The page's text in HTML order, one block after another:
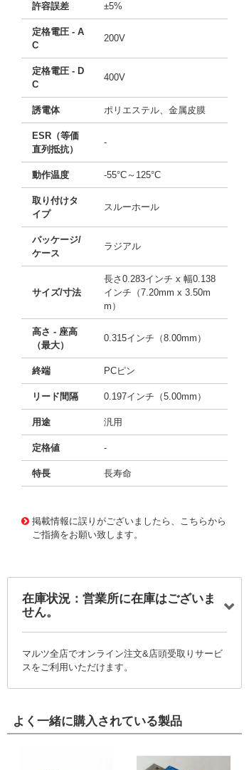
許容誤差 ±5%
定格電圧 - A
C
200V
定格電圧 - D
C
400V
誘電体 ポリエステル、金属皮膜
ESR（等価
直列抵抗）
-
動作温度 -55°C～125°C
取り付けタ
イプ
スルーホール
パッケージ/
ケース
ラジアル
サイズ/寸法
長さ0.283インチ x 幅0.138
インチ（7.20mm x 3.50m
m）
高さ - 座高
（最大）
0.315インチ（8.00mm）
終端 PCピン
リード間隔 0.197インチ（5.00mm）
用途 汎用
定格値 -
特長 長寿命
掲載情報に誤りがございましたら、こちらから
ご指摘をお願い致します。
在庫状況：営業所に在庫はございま
せん。
マルツ全店でオンライン注文&店頭受取りサービ
スをご利用いただけます。
よく一緒に購入されている製品